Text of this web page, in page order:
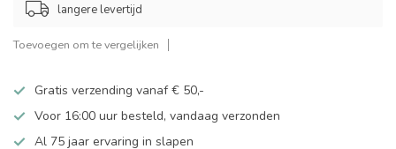
langere levertijd
Toevoegen om te vergelijken
Gratis verzending vanaf € 50,-
Voor 16:00 uur besteld, vandaag verzonden
Al 75 jaar ervaring in slapen